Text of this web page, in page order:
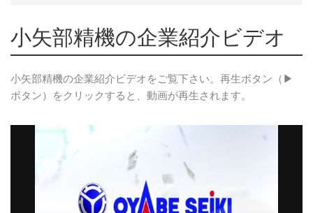
小矢部精機の企業紹介ビデオ
小矢部精機の企業紹介ビデオをご覧下さい。再生ボタン（▶
ボタン）をクリックすると、動画が再生されます。